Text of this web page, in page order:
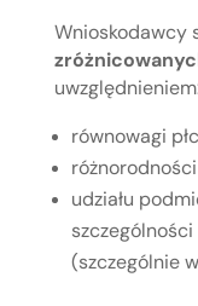
Wnioskodawcy
równowagi
udziału
szczególności
(szczególnie